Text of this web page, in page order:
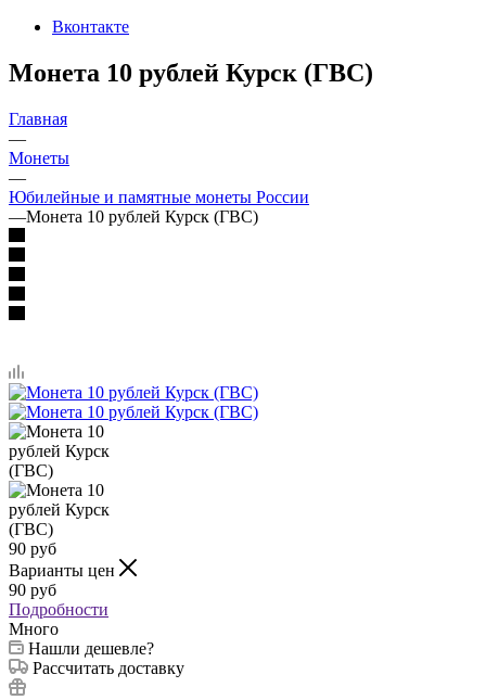
Вконтакте
Монета 10 рублей Курск (ГВС)
Главная
—
Монеты
—
Юбилейные и памятные монеты России
—Монета 10 рублей Курск (ГВС)
90 руб
Варианты цен
90 руб
Подробности
Много
Нашли дешевле?
Рассчитать доставку